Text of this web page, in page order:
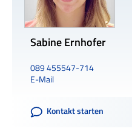
Sabine Ernhofer
089 455547-714
E-Mail
Kontakt starten